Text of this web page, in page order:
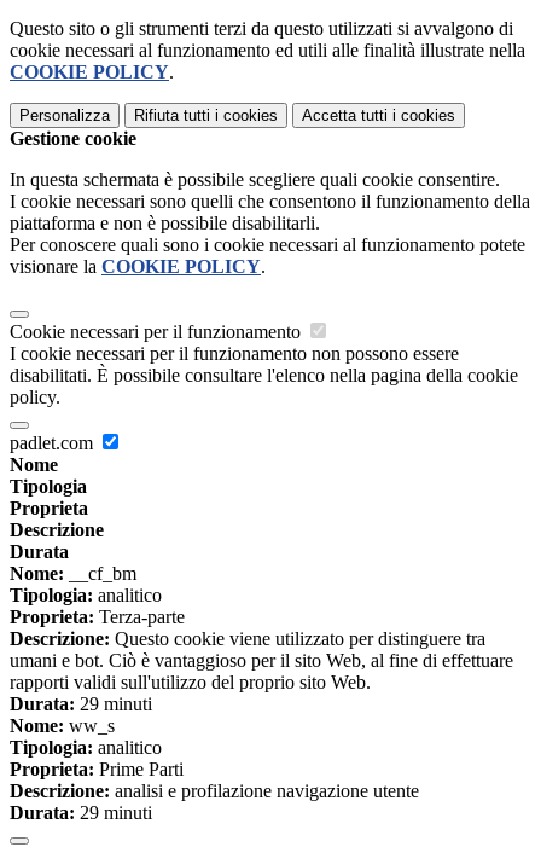
Questo sito o gli strumenti terzi da questo utilizzati si avvalgono di
cookie necessari al funzionamento ed utili alle finalità illustrate nella
COOKIE POLICY.
Personalizza Rifiuta tutti i cookies Accetta tutti i cookies
Gestione cookie
In questa schermata è possibile scegliere quali cookie consentire.
I cookie necessari sono quelli che consentono il funzionamento della
piattaforma e non è possibile disabilitarli.
Per conoscere quali sono i cookie necessari al funzionamento potete
visionare la COOKIE POLICY.
Cookie necessari per il funzionamento
I cookie necessari per il funzionamento non possono essere
disabilitati. È possibile consultare l'elenco nella pagina della cookie
policy.
padlet.com
Nome
Tipologia
Proprieta
Descrizione
Durata
Nome: __cf_bm
Tipologia: analitico
Proprieta: Terza-parte
Descrizione: Questo cookie viene utilizzato per distinguere tra
umani e bot. Ciò è vantaggioso per il sito Web, al fine di effettuare
rapporti validi sull'utilizzo del proprio sito Web.
Durata: 29 minuti
Nome: ww_s
Tipologia: analitico
Proprieta: Prime Parti
Descrizione: analisi e profilazione navigazione utente
Durata: 29 minuti